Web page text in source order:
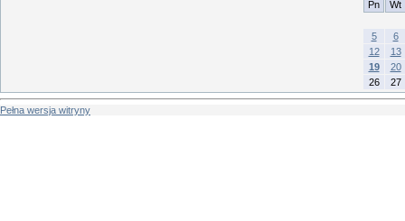
Pn Wt
5
6
12
13
19
20
26
27
Pełna wersja witryny